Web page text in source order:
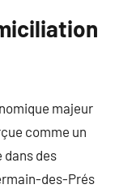
majeur
comme un
dans des
des-Prés